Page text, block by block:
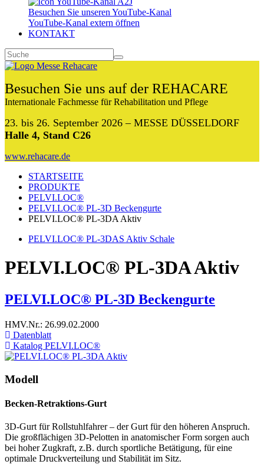
Besuchen Sie unseren YouTube-Kanal
YouTube-Kanal extern öffnen
KONTAKT
Besuchen Sie uns auf der REHACARE
Internationale Fachmesse für Rehabilitation und Pflege
23. bis 26. September 2026 – MESSE DÜSSELDORF
Halle 4, Stand C26
www.rehacare.de
STARTSEITE
PRODUKTE
PELVI.LOC®
PELVI.LOC® PL-3D Beckengurte
PELVI.LOC® PL-3DA Aktiv
PELVI.LOC® PL-3DAS Aktiv Schale
PELVI.LOC® PL-3DA Aktiv
PELVI.LOC® PL-3D Beckengurte
HMV.Nr.: 26.99.02.2000
Datenblatt
Katalog PELVI.LOC®
Modell
Becken-Retraktions-Gurt
3D-Gurt für Rollstuhlfahrer – der Gurt für den höheren Anspruch.
Die großflächigen 3D-Pelotten in anatomischer Form sorgen auch
bei hoher Zugkraft, z.B. durch sportliche Betätigung, für eine
optimale Druckverteilung und Stabilität im Sitz.